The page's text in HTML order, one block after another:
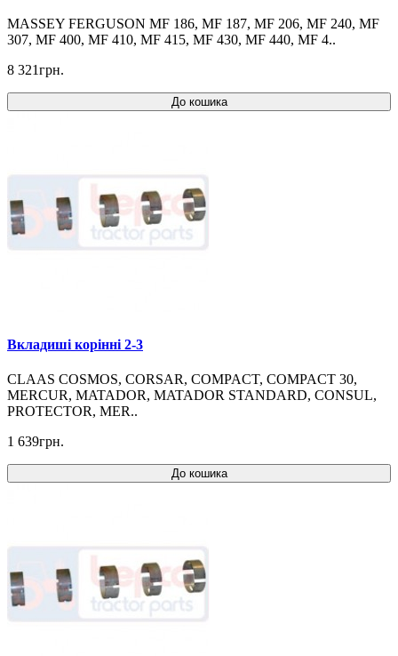
MASSEY FERGUSON MF 186, MF 187, MF 206, MF 240, MF
307, MF 400, MF 410, MF 415, MF 430, MF 440, MF 4..
8 321грн.
До кошика
Вкладиші корінні 2-3
CLAAS COSMOS, CORSAR, COMPACT, COMPACT 30,
MERCUR, MATADOR, MATADOR STANDARD, CONSUL,
PROTECTOR, MER..
1 639грн.
До кошика